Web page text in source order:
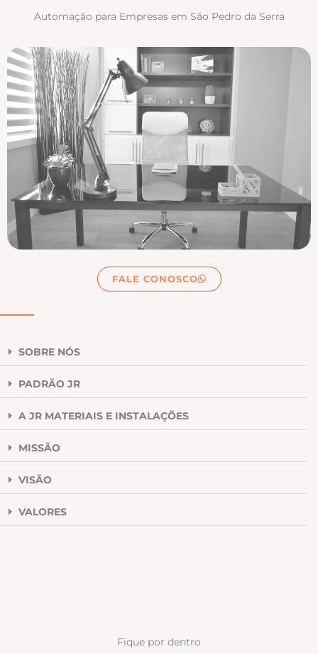
Automação para Empresas em São Pedro da Serra
FALE CONOSCO
SOBRE NÓS
PADRÃO JR
A JR MATERIAIS E INSTALAÇÕES
MISSÃO
VISÃO
VALORES
Fique por dentro